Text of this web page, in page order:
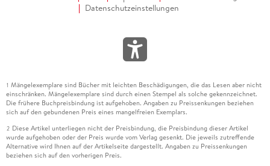
Datenschutzeinstellungen
1 Mängelexemplare sind Bücher mit leichten Beschädigungen, die das Lesen aber nicht
einschränken. Mängelexemplare sind durch einen Stempel als solche gekennzeichnet.
Die frühere Buchpreisbindung ist aufgehoben. Angaben zu Preissenkungen beziehen
sich auf den gebundenen Preis eines mangelfreien Exemplars.
2 Diese Artikel unterliegen nicht der Preisbindung, die Preisbindung dieser Artikel
wurde aufgehoben oder der Preis wurde vom Verlag gesenkt. Die jeweils zutreffende
Alternative wird Ihnen auf der Artikelseite dargestellt. Angaben zu Preissenkungen
beziehen sich auf den vorherigen Preis.